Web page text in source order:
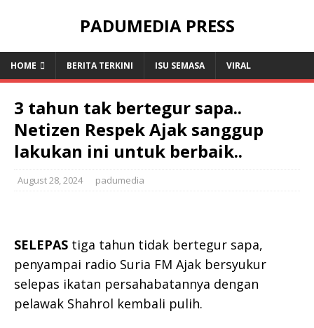
PADUMEDIA PRESS
HOME BERITA TERKINI ISU SEMASA VIRAL
3 tahun tak bertegur sapa..
Netizen Respek Ajak sanggup
lakukan ini untuk berbaik..
August 28, 2024 padumedia
SELEPAS tiga tahun tidak bertegur sapa,
penyampai radio Suria FM Ajak bersyukur
selepas ikatan persahabatannya dengan
pelawak Shahrol kembali pulih.